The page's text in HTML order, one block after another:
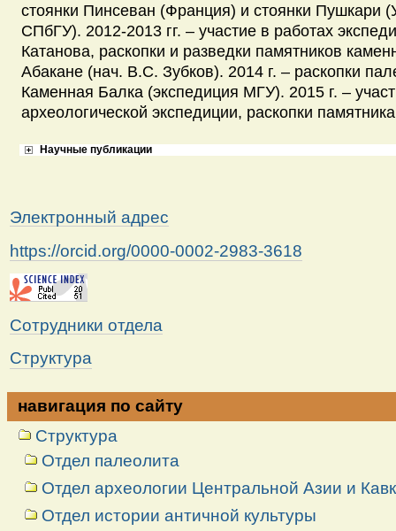
стоянки Пинсеван (Франция) и стоянки Пушкари
СПбГУ). 2012-2013 гг. – участие в работах
Катанова, раскопки и разведки памятников
Абакане (нач. В.С. Зубков). 2014 г. – раскопки
Каменная Балка (экспедиция МГУ). 2015 г. –
археологической экспедиции, раскопки
Научные публикации
Электронный адрес
https://orcid.org/0000-0002-2983-3618
Сотрудники отдела
Структура
навигация по сайту
Структура
Отдел палеолита
Отдел археологии Центральной Азии и
Отдел истории античной культуры